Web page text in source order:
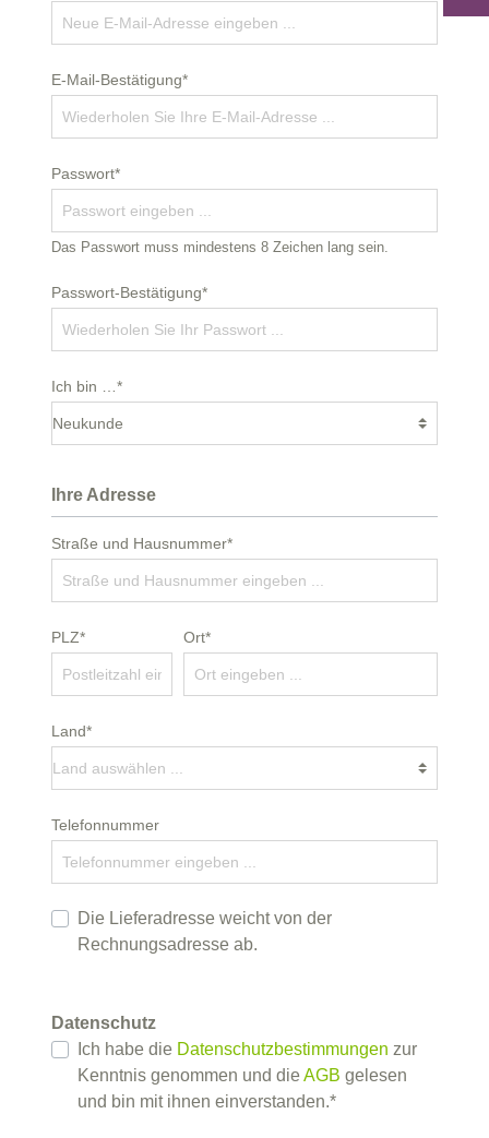
E-Mail-Bestätigung*
Passwort*
Das Passwort muss mindestens 8 Zeichen lang sein.
Passwort-Bestätigung*
Ich bin …*
Ihre Adresse
Straße und Hausnummer*
PLZ* Ort*
Land*
Telefonnummer
Die Lieferadresse weicht von der
Rechnungsadresse ab.
Datenschutz
Ich habe die Datenschutzbestimmungen zur
Kenntnis genommen und dieAGB gelesen
und bin mit ihnen einverstanden.*